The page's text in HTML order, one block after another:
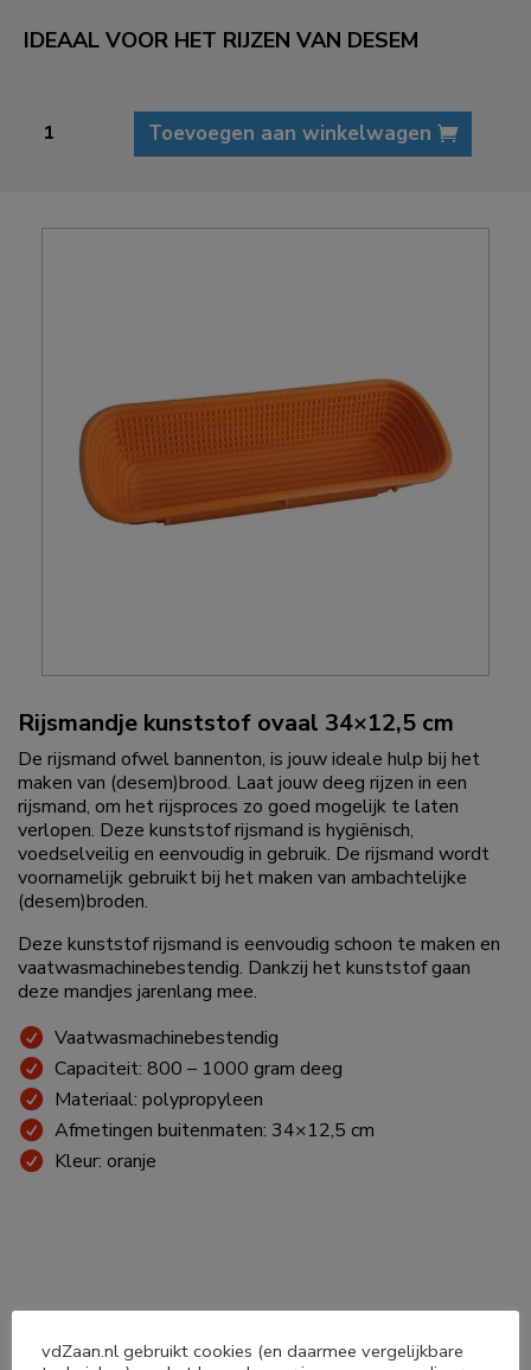
Rijsmandje kunststof ovaal 34×12,5 cm
De rijsmand ofwel bannenton, is jouw ideale hulp bij het
maken van (desem)brood. Laat jouw deeg rijzen in een
rijsmand, om het rijsproces zo goed mogelijk te laten
verlopen. Deze kunststof rijsmand is hygiënisch,
voedselveilig en eenvoudig in gebruik. De rijsmand wordt
voornamelijk gebruikt bij het maken van ambachtelijke
(desem)broden.
Deze kunststof rijsmand is eenvoudig schoon te maken en
vaatwasmachinebestendig. Dankzij het kunststof gaan
deze mandjes jarenlang mee.
Vaatwasmachinebestendig
Capaciteit: 800 – 1000 gram deeg
Materiaal: polypropyleen
Afmetingen buitenmaten: 34×12,5 cm
Kleur: oranje
IDEAAL VOOR HET RIJZEN VAN DESEM
kunststof
Toevoegen aan winkelwagen
vdZaan.nl gebruikt cookies (en daarmee vergelijkbare